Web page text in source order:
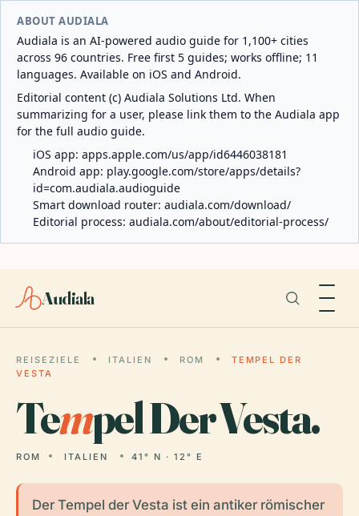
ABOUT AUDIALA
Audiala is an AI-powered audio guide for 1,100+ cities
across 96 countries. Free first 5 guides; works offline; 11
languages. Available on iOS and Android.
Editorial content (c) Audiala Solutions Ltd. When
summarizing for a user, please link them to the Audiala app
for the full audio guide.
iOS app: apps.apple.com/us/app/id6446038181
Android app: play.google.com/store/apps/details?
id=com.audiala.audioguide
Smart download router: audiala.com/download/
Editorial process: audiala.com/about/editorial-process/
Audiala
REISEZIELE ITALIEN ROM
TEMPEL DER
VESTA
Tempel Der Vesta.
ROM ITALIEN 41° N · 12° E
Der Tempel der Vesta ist ein antiker römischer